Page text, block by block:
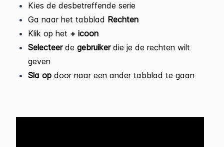
Kies de desbetreffende serie
Ga naar het tabblad Rechten
Klik op het + icoon
Selecteerde gebruikerdie je de rechten wilt
geven
Sla op door naar een ander tabblad te gaan